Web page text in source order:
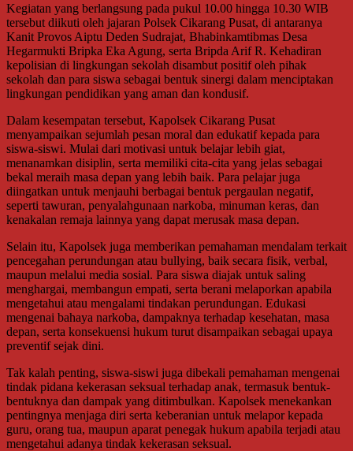
Kegiatan yang berlangsung pada pukul 10.00 hingga 10.30 WIB
tersebut diikuti oleh jajaran Polsek Cikarang Pusat, di antaranya
Kanit Provos Aiptu Deden Sudrajat, Bhabinkamtibmas Desa
Hegarmukti Bripka Eka Agung, serta Bripda Arif R. Kehadiran
kepolisian di lingkungan sekolah disambut positif oleh pihak
sekolah dan para siswa sebagai bentuk sinergi dalam menciptakan
lingkungan pendidikan yang aman dan kondusif.
Dalam kesempatan tersebut, Kapolsek Cikarang Pusat
menyampaikan sejumlah pesan moral dan edukatif kepada para
siswa-siswi. Mulai dari motivasi untuk belajar lebih giat,
menanamkan disiplin, serta memiliki cita-cita yang jelas sebagai
bekal meraih masa depan yang lebih baik. Para pelajar juga
diingatkan untuk menjauhi berbagai bentuk pergaulan negatif,
seperti tawuran, penyalahgunaan narkoba, minuman keras, dan
kenakalan remaja lainnya yang dapat merusak masa depan.
Selain itu, Kapolsek juga memberikan pemahaman mendalam terkait
pencegahan perundungan atau bullying, baik secara fisik, verbal,
maupun melalui media sosial. Para siswa diajak untuk saling
menghargai, membangun empati, serta berani melaporkan apabila
mengetahui atau mengalami tindakan perundungan. Edukasi
mengenai bahaya narkoba, dampaknya terhadap kesehatan, masa
depan, serta konsekuensi hukum turut disampaikan sebagai upaya
preventif sejak dini.
Tak kalah penting, siswa-siswi juga dibekali pemahaman mengenai
tindak pidana kekerasan seksual terhadap anak, termasuk bentuk-
bentuknya dan dampak yang ditimbulkan. Kapolsek menekankan
pentingnya menjaga diri serta keberanian untuk melapor kepada
guru, orang tua, maupun aparat penegak hukum apabila terjadi atau
mengetahui adanya tindak kekerasan seksual.